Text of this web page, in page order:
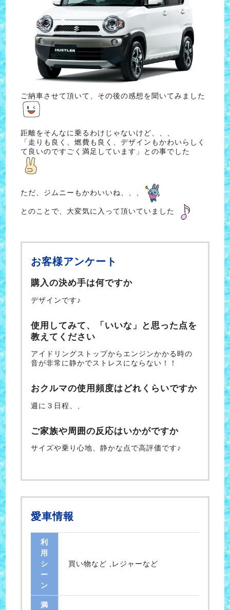
ご納車させて頂いて、その後の感想を聞いてみました
距離をそんなに乗るわけじゃないけど、、、
「走りも良く、燃費も良く、デザインもかわいらしく
て良いのですごく満足しています」との事でした
ただ、ジムニーもかわいいね、、、
とのことで、大変気に入って頂いていました
お客様アンケート
購入の決め手は何ですか
デザインです♪
使用してみて、「いいな」と思った点を
教えてください
アイドリングストップからエンジンかかる時の
音が非常に静かでストレスにならない！！
おクルマの使用頻度はどれくらいですか
週に３日程、、
ご家族や周囲の反応はいかがですか
サイズや乗り心地、静かな点で高評価です♪
愛車情報
利
用
シ
ー
ン
買い物など ,レジャーなど
満